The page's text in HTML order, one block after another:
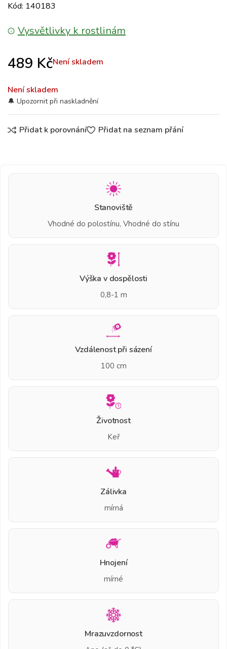
Kód: 140183
Vysvětlivky k rostlinám
489 KčNení skladem
Není skladem
Přidat k porovnání Přidat na seznam přání
Stanoviště
Vhodné do polostínu, Vhodné do stínu
Výška v dospělosti
0,8-1 m
Vzdálenost při sázení
100 cm
Životnost
Keř
Zálivka
mírná
Hnojení
mírné
Mrazuvzdornost